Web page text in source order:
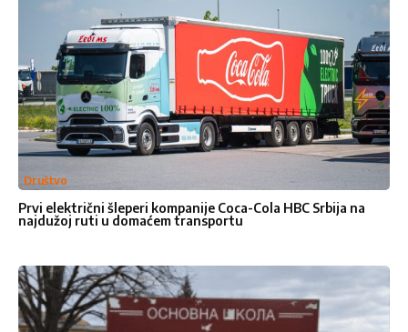
Društvo
Prvi električni šleperi kompanije Coca-Cola HBC Srbija na
najdužoj ruti u domaćem transportu